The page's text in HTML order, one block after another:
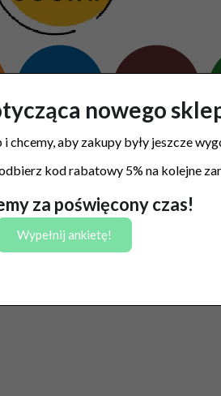
nowego
chcemy, aby zakupy były jeszcze
kod rabatowy 5% na kolejne
za poświęcony czas!
Wypełnij ankietę!